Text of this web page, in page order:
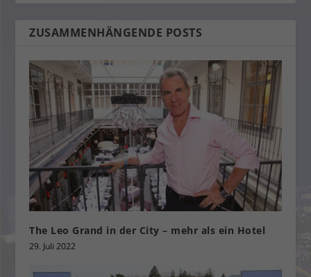
ZUSAMMENHÄNGENDE POSTS
The Leo Grand in der City – mehr als ein Hotel
29. Juli 2022